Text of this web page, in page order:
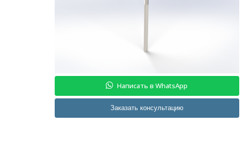
Написать в WhatsApp
Заказать консультацию